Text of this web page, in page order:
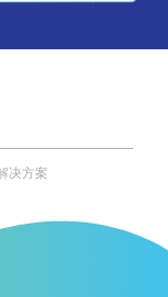
决方案